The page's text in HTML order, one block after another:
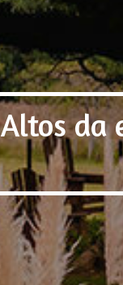
Altos da